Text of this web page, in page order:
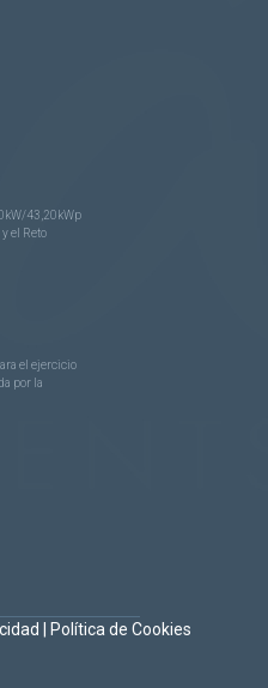
43,20kWp
el Reto
el ejercicio
por la
Política de Cookies